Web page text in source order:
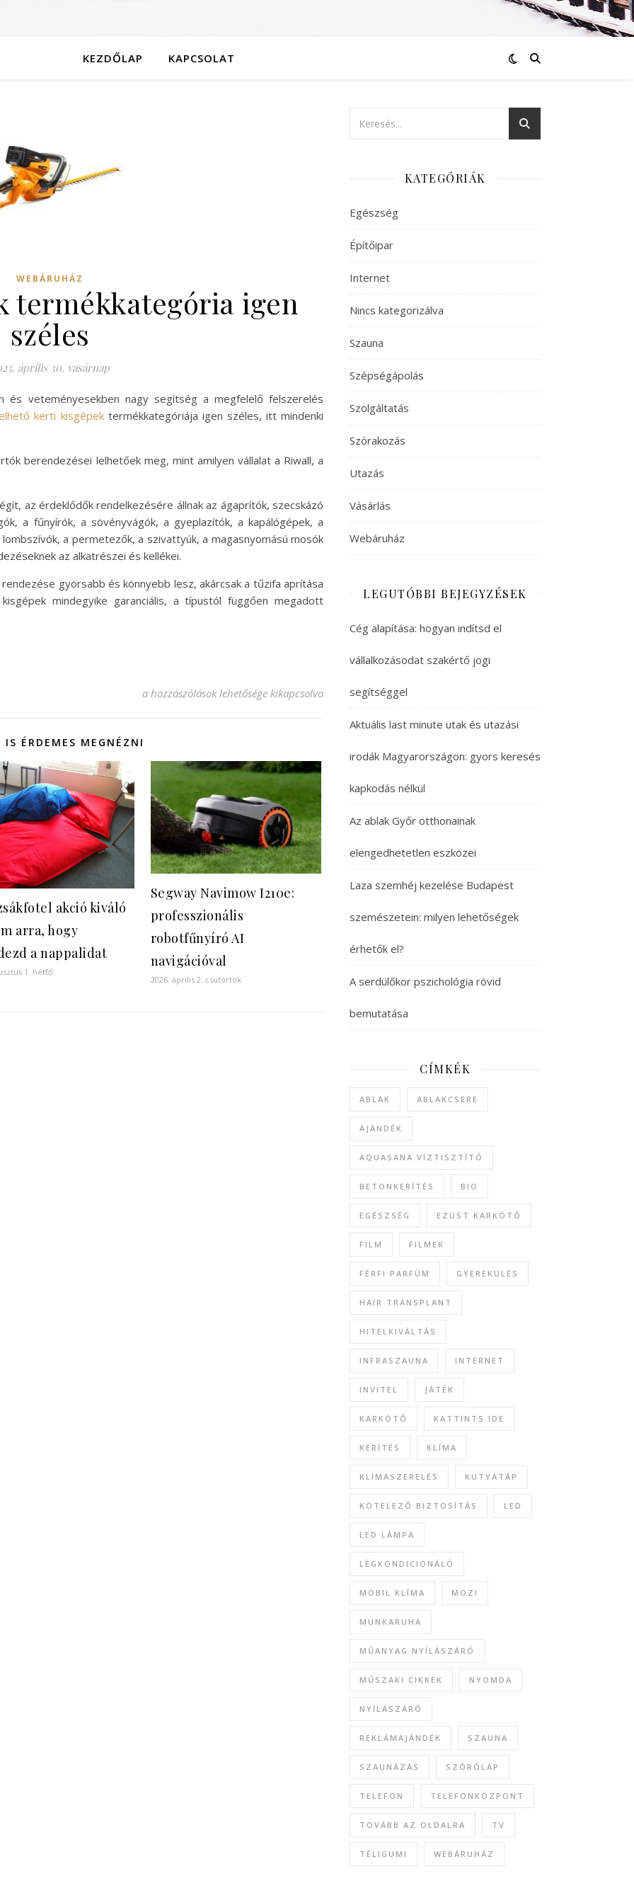
KEZDŐLAP KAPCSOLAT
WEBÁRUHÁZ
termékkategória igen
széles
április 30. vasárnap
és veteményesekben nagy segítség a megfelelő felszerelés
kerti kisgépektermékkategóriája igen széles, itt mindenki
berendezései lelhetőek meg, mint amilyen vállalat a Riwall, a
az érdeklődők rendelkezésére állnak az ágaprítók, szecskázó
a fűnyírók, a sövényvágók, a gyeplazítók, a kapálógépek, a
a permetezők, a szivattyúk, a magasnyomású mosók
az alkatrészei és kellékei.
gyorsabb és könnyebb lesz, akárcsak a tűzifa aprítása
mindegyike garanciális, a típustól függően megadott
A kerti kisgépek termékkategória igen széles bejegyzéshez
a hozzászólások lehetősége kikapcsolva
IS ÉRDEMES MEGNÉZNI
akció kiváló
arra, hogy
a nappalidat
1. hétfő
Segway Navimow I210e:
professzionális
robotfűnyíró AI
navigációval
2026. április 2. csütörtök
KATEGÓRIÁK
Egészség
Építőipar
Internet
Nincs kategorizálva
Szauna
Szépségápolás
Szolgáltatás
Szórakozás
Utazás
Vásárlás
Webáruház
LEGUTÓBBI BEJEGYZÉSEK
Cég alapítása: hogyan indítsd el
vállalkozásodat szakértő jogi
segítséggel
Aktuális last minute utak és utazási
irodák Magyarországon: gyors keresés
kapkodás nélkül
Az ablak Győr otthonainak
elengedhetetlen eszközei
Laza szemhéj kezelése Budapest
szemészetein: milyen lehetőségek
érhetők el?
A serdülőkor pszichológia rövid
bemutatása
CÍMKÉK
ABLAK ABLAKCSERE
AJÁNDÉK
AQUASANA VÍZTISZTÍTÓ
BETONKERÍTÉS BIO
EGÉSZSÉG EZÜST KARKÖTŐ
FILM FILMEK
FÉRFI PARFÜM GYEREKÜLÉS
HAIR TRANSPLANT
HITELKIVÁLTÁS
INFRASZAUNA INTERNET
INVITEL JÁTÉK
KARKÖTŐ KATTINTS IDE
KERÍTÉS KLÍMA
KLÍMASZERELÉS KUTYATÁP
KÖTELEZŐ BIZTOSÍTÁS LED
LED LÁMPA
LÉGKONDICIONÁLÓ
MOBIL KLÍMA MOZI
MUNKARUHA
MŰANYAG NYÍLÁSZÁRÓ
MŰSZAKI CIKKEK NYOMDA
NYÍLÁSZÁRÓ
REKLÁMAJÁNDÉK SZAUNA
SZAUNÁZÁS SZÓRÓLAP
TELEFON TELEFONKÖZPONT
TOVÁBB AZ OLDALRA TV
TÉLIGUMI WEBÁRUHÁZ